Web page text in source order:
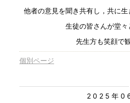
他者の意見を聞き共有し，共に
生徒の皆さんが堂々
先生方も笑顔で
個別ページ
2025年